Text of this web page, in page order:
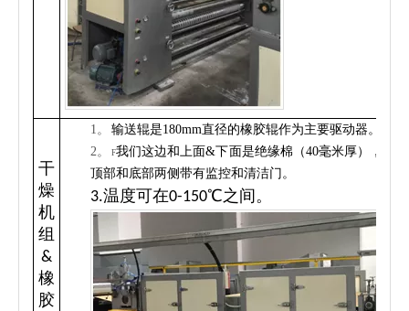
干
燥
机
组
&
橡
胶
1。
输送辊是180mm直径的橡胶辊作为主要驱动器。
2。
F我们这边和上面&下面是绝缘棉（40毫米厚），烤箱
顶部和底部两侧带有监控和清洁门。
3.温度可在0-150℃之间。